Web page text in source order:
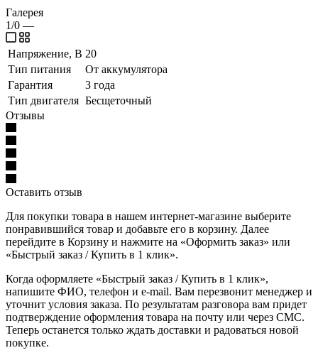
Галерея
1/0 —
Напряжение, В 20
Тип питания
От аккумулятора
Гарантия
3 года
Тип двигателя Бесщеточный
Отзывы
Оставить отзыв
Для покупки товара в нашем интернет-магазине выберите
понравившийся товар и добавьте его в корзину. Далее
перейдите в Корзину и нажмите на «Оформить заказ» или
«Быстрый заказ / Купить в 1 клик».
Когда оформляете «Быстрый заказ / Купить в 1 клик»,
напишите ФИО, телефон и e-mail. Вам перезвонит менеджер и
уточнит условия заказа. По результатам разговора вам придет
подтверждение оформления товара на почту или через СМС.
Теперь останется только ждать доставки и радоваться новой
покупке.